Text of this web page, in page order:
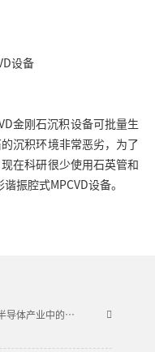
设备
金刚石沉积设备可批量生
沉积环境非常恶劣，为了
在科研很少使用石英管和
振腔式MPCVD设备。
上一条：MPCVD设备厂商带你了解金刚石在半导体产业中的应用